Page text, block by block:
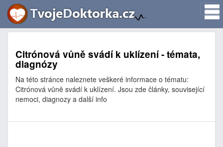
Citrónová vůně svádí k uklízení - témata,
diagnózy
Na této stránce naleznete veškeré informace o tématu:
Citrónová vůně svádí k uklízení. Jsou zde články, související
nemoci, diagnozy a další info